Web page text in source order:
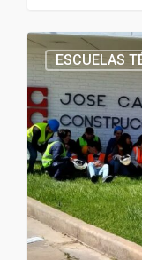
ESCUELAS